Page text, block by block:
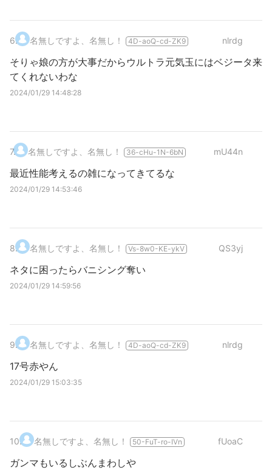
6. 名無しですよ、名無し！ 4D-aoQ-cd-ZK9 nlrdg
そりゃ娘の方が大事だからウルトラ元気玉にはベジータ来
てくれないわな
2024/01/29 14:48:28
7. 名無しですよ、名無し！ 36-cHu-1N-6bN mU44n
最近性能考えるの雑になってきてるな
2024/01/29 14:53:46
8. 名無しですよ、名無し！ Vs-8w0-KE-ykV QS3yj
ネタに困ったらバニシング奪い
2024/01/29 14:59:56
9. 名無しですよ、名無し！ 4D-aoQ-cd-ZK9 nlrdg
17号赤やん
2024/01/29 15:03:35
10. 名無しですよ、名無し！ 50-FuT-ro-IVn fUoaC
ガンマもいるしぶんまわしや